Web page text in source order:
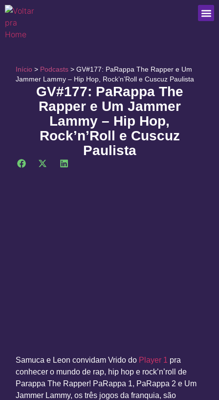
Início > Podcasts >GV#177: PaRappa The Rapper e Um
Jammer Lammy – Hip Hop, Rock’n’Roll e Cuscuz Paulista
GV#177: PaRappa The
Rapper e Um Jammer
Lammy – Hip Hop,
Rock’n’Roll e Cuscuz
Paulista
Samuca e Leon convidam Vrido do Player 1 pra
conhecer o mundo de rap, hip hop e rock’n’roll de
Parappa The Rapper! PaRappa 1, PaRappa 2 e Um
Jammer Lammy, os três jogos da franquia, são